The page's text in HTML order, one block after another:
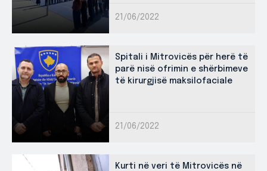
21/06/2022
Spitali i Mitrovicës për herë të
parë nisë ofrimin e shërbimeve
të kirurgjisë maksilofaciale
21/06/2022
Kurti në veri të Mitrovicës në